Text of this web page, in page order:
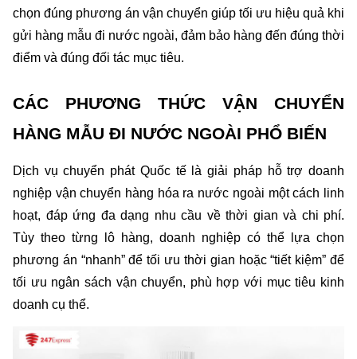
chọn đúng phương án vận chuyển giúp tối ưu hiệu quả khi
gửi hàng mẫu đi nước ngoài, đảm bảo hàng đến đúng thời
điểm và đúng đối tác mục tiêu.
CÁC PHƯƠNG THỨC VẬN CHUYỂN
HÀNG MẪU ĐI NƯỚC NGOÀI PHỔ BIẾN
Dịch vụ chuyển phát Quốc tế là giải pháp hỗ trợ doanh
nghiệp vận chuyển hàng hóa ra nước ngoài một cách linh
hoạt, đáp ứng đa dạng nhu cầu về thời gian và chi phí.
Tùy theo từng lô hàng, doanh nghiệp có thể lựa chọn
phương án “nhanh” để tối ưu thời gian hoặc “tiết kiệm” để
tối ưu ngân sách vận chuyển, phù hợp với mục tiêu kinh
doanh cụ thể.